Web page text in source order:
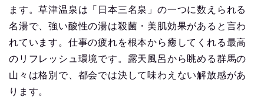
ます。草津温泉は「日本三名泉」の一つに数えられる
名湯で、強い酸性の湯は殺菌・美肌効果があると言わ
れています。仕事の疲れを根本から癒してくれる最高
のリフレッシュ環境です。露天風呂から眺める群馬の
山々は格別で、都会では決して味わえない解放感があ
ります。